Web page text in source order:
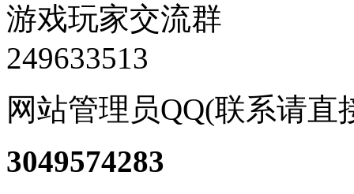
游戏玩家交流群
249633513
网站管理员QQ(联系请直
3049574283